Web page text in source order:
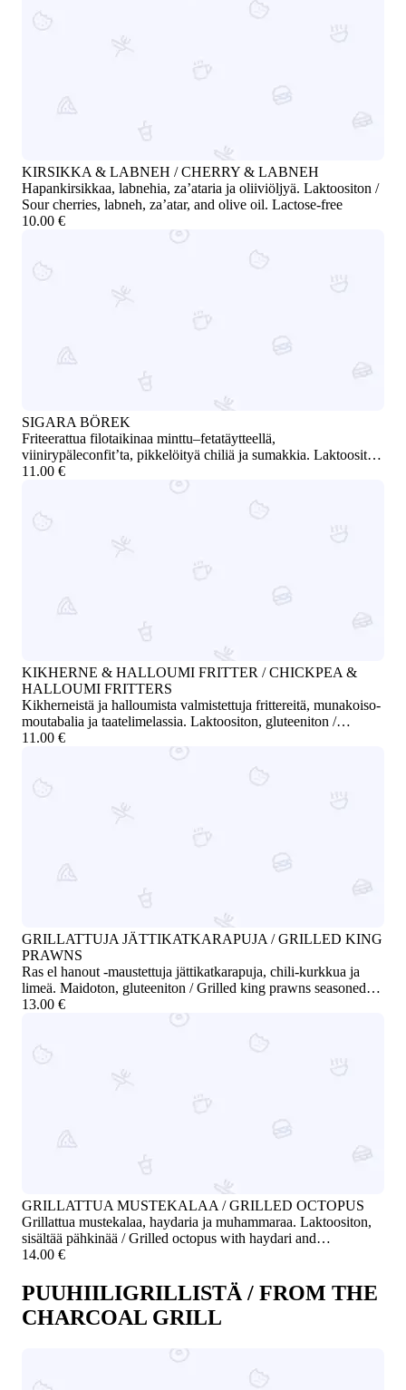
KIRSIKKA & LABNEH / CHERRY & LABNEH
Hapankirsikkaa, labnehia, za’ataria ja oliiviöljyä. Laktoositon /
Sour cherries, labneh, za’atar, and olive oil. Lactose-free
10.00 €
SIGARA BÖREK
Friteerattua filotaikinaa minttu–fetatäytteellä,
viinirypäleconfit’ta, pikkelöityä chiliä ja sumakkia. Laktoositon
/ Fried filo pastry filled with mint and feta, served with grape
confit, pickled chili, and sumac. Lactose-free
11.00 €
KIKHERNE & HALLOUMI FRITTER / CHICKPEA &
HALLOUMI FRITTERS
Kikherneistä ja halloumista valmistettuja frittereitä, munakoiso-
moutabalia ja taatelimelassia. Laktoositon, gluteeniton /
Chickpea and halloumi fritters with eggplant moutabal and date
molasses. Lactose-free, gluten-free
11.00 €
GRILLATTUJA JÄTTIKATKARAPUJA / GRILLED KING
PRAWNS
Ras el hanout -maustettuja jättikatkarapuja, chili-kurkkua ja
limeä. Maidoton, gluteeniton / Grilled king prawns seasoned
with ras el hanout, served with chili cucumber and lime. Dairy-
13.00 €
GRILLATTUA MUSTEKALAA / GRILLED OCTOPUS
Grillattua mustekalaa, haydaria ja muhammaraa. Laktoositon,
sisältää pähkinää / Grilled octopus with haydari and
muhammara. Lactose-free, contains nuts
14.00 €
PUUHIILIGRILLISTÄ / FROM THE
CHARCOAL GRILL